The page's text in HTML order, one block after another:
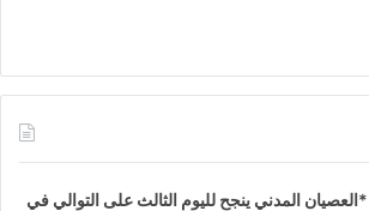
*العصيان المدني ينجح لليوم الثالث على التوالي في